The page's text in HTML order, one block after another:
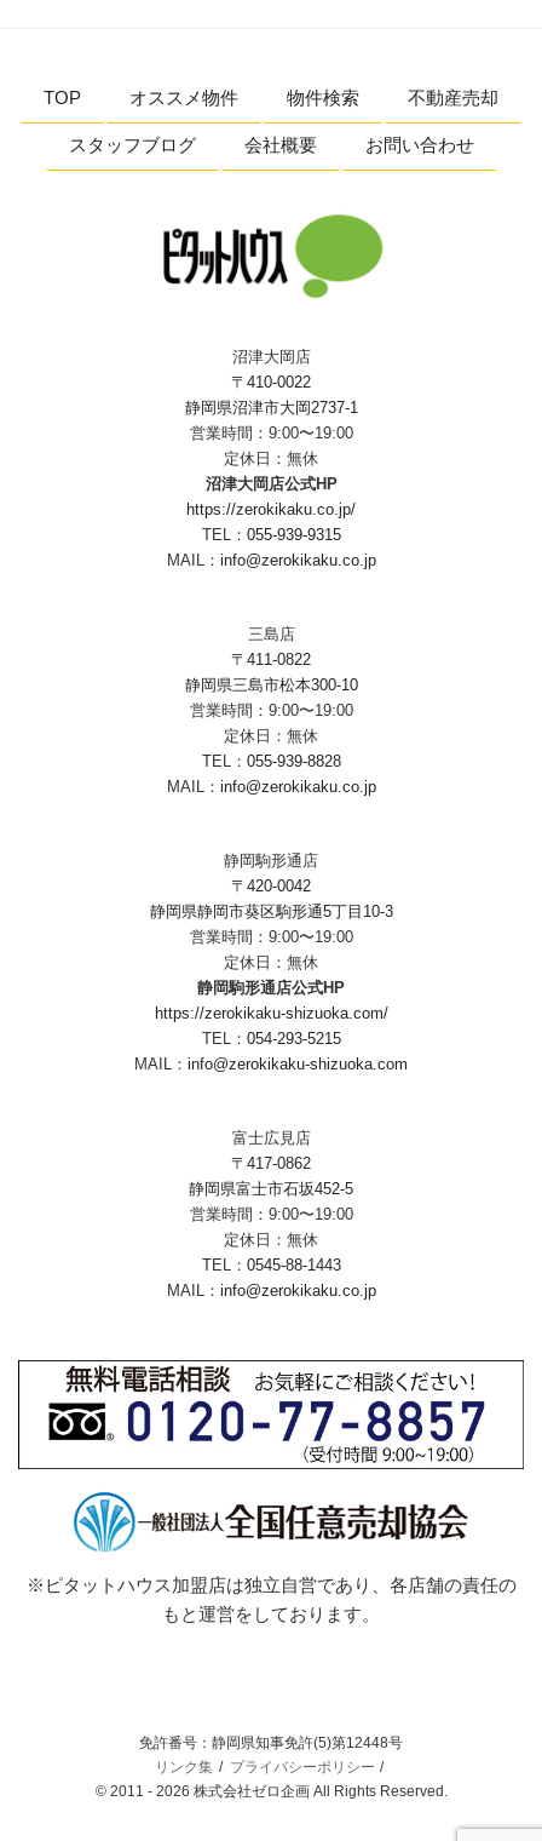
TOP オススメ物件 物件検索 不動産売却
スタッフブログ 会社概要 お問い合わせ
沼津大岡店
〒410-0022
静岡県沼津市大岡2737-1
営業時間：9:00〜19:00
定休日：無休
沼津大岡店公式HP
https://zerokikaku.co.jp/
TEL： 055-939-9315
MAIL： info@zerokikaku.co.jp
三島店
〒411-0822
静岡県三島市松本300-10
営業時間：9:00〜19:00
定休日：無休
TEL： 055-939-8828
MAIL： info@zerokikaku.co.jp
静岡駒形通店
〒420-0042
静岡県静岡市葵区駒形通5丁目10-3
営業時間：9:00〜19:00
定休日：無休
静岡駒形通店公式HP
https://zerokikaku-shizuoka.com/
TEL： 054-293-5215
MAIL： info@zerokikaku-shizuoka.com
富士広見店
〒417-0862
静岡県富士市石坂452-5
営業時間：9:00〜19:00
定休日：無休
TEL： 0545-88-1443
MAIL： info@zerokikaku.co.jp
※ピタットハウス加盟店は独立自営であり、各店舗の責任の
もと運営をしております。
免許番号：静岡県知事免許(5)第12448号
リンク集
プライバシーポリシー
© 2011 - 2026 株式会社ゼロ企画 All Rights Reserved.